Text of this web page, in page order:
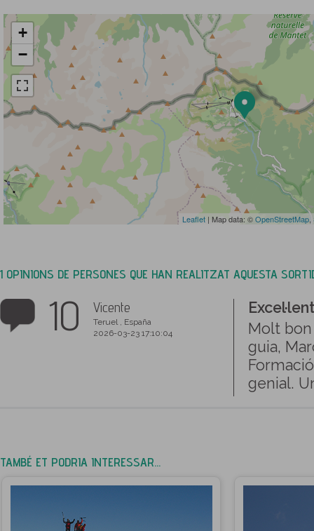
+
−
Leaflet | Map data: ©OpenStreetMap
1 OPINIONS DE PERSONES QUE HAN REALITZAT AQUESTA
10 Vicente
Teruel , España
2026-03-23 17:10:04
Excel·lent
Molt
guia,
genial.
TAMBÉ ET PODRIA INTERESSAR...